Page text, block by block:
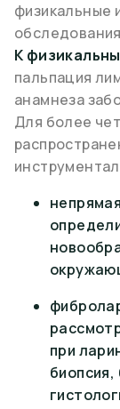
физикальные
К
пальпация
анамнеза
Для более
при